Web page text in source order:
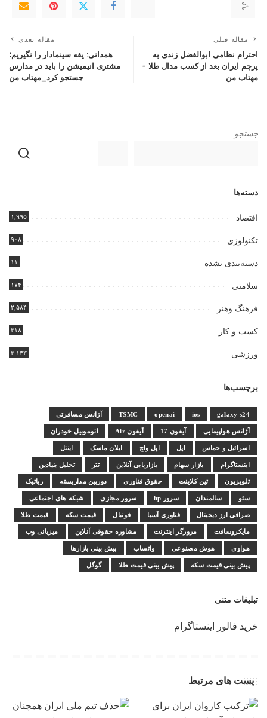
مقاله قبلی
احترام نظامی ابوالفضل زندی به
پرچم ایران بعد از کسب مدال طلا –
مهتاب من
مقاله بعدی
همدانی: یقه سینمادار را نگیریم؛
مشتری انیمیشن را باید در مدارس
جستجو کرد_مهتاب من
جستجو
دسته‌ها
اقتصاد ۱,۹۹۵
تکنولوژی ۹۰۸
دسته‌بندی نشده ۱۱
سلامتی ۱۷۴
فرهنگ وهنر ۲,۵۸۴
کسب و کار ۳۱۸
ورزشی ۳,۱۴۳
برچسب‌ها
galaxy s24
ios
openai
TSMC آژانس مسافرتی
آژانس هواپیمایی آیفون 17 آیفون Air اتوموبیل خودران
اسرائیل و حماس اپل اپل واچ ایلان ماسک اینتل
اینستاگرام بازار سهام بازاریابی آنلاین تتر تحلیل بنیادین
تلویزیون تین کلاینت حقوق فناوری دوربین مداربسته رباتیک
سئو سالمندان سرور hp سرور مجازی شبکه های اجتماعی
صرافی ارز دیجیتال فناوری آسیا فوتبال قیمت سکه قیمت طلا
مایکروسافت مرورگر اینترنت مشاوره حقوقی آنلاین میزبانی وب
هواوی هوش مصنوعی واتساپ پیش بینی بازارها
پیش بینی قیمت سکه پیش بینی قیمت طلا گوگل
تبلیغات متنی
خرید فالور اینستاگرام
پست های مرتبط